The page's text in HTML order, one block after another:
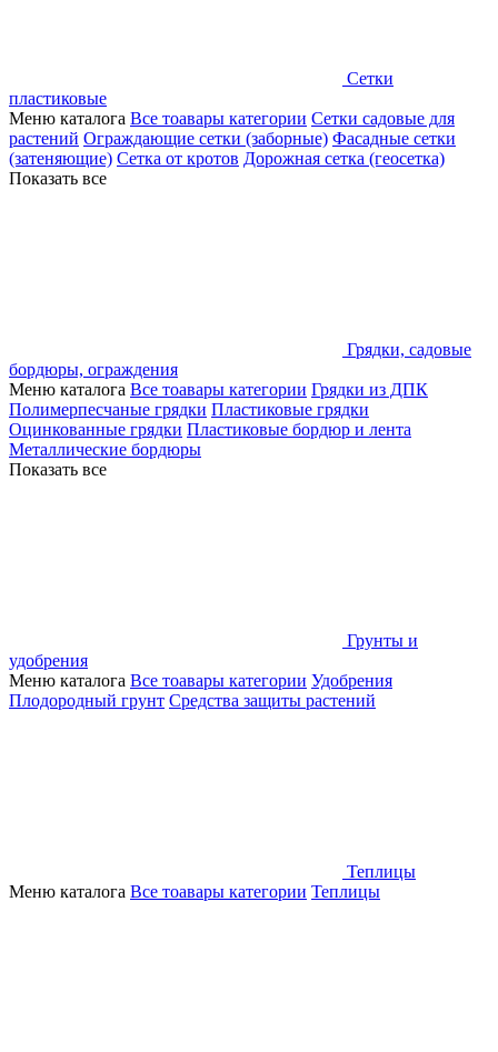
Сетки
пластиковые
Меню каталога Все тоавары категории Сетки садовые для
растений Ограждающие сетки (заборные) Фасадные сетки
(затеняющие) Сетка от кротов Дорожная сетка (геосетка)
Показать все
Грядки, садовые
бордюры, ограждения
Меню каталога Все тоавары категории Грядки из ДПК
Полимерпесчаные грядки Пластиковые грядки
Оцинкованные грядки Пластиковые бордюр и лента
Металлические бордюры
Показать все
Грунты и
удобрения
Меню каталога Все тоавары категории Удобрения
Плодородный грунт Средства защиты растений
Теплицы
Меню каталога Все тоавары категории Теплицы